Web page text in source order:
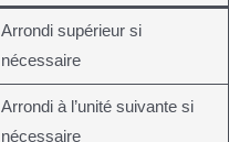
Arrondi supérieur si
nécessaire
Arrondi à l’unité suivante si
nécessaire